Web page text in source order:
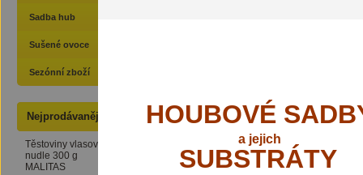
HOUBOVÉ
a jejich
SUBSTRÁTY
Sadba hub
Sušené ovoce
Sezónní zboží
Nejprodávanější
Těstoviny vlasové
nudle 300 g
MALITAS